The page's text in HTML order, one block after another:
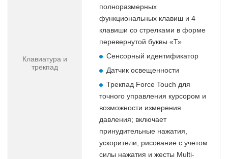
Клавиатура и
трекпад
полноразмерных
функциональных клавиш и 4
клавиши со стрелками в форме
перевернутой буквы «Т»
Сенсорный идентификатор
Датчик освещенности
Трекпад Force Touch для
точного управления курсором и
возможности измерения
давления; включает
принудительные нажатия,
ускорители, рисование с учетом
силы нажатия и жесты Multi-